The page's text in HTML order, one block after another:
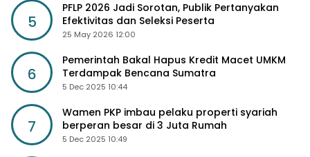
5
PFLP 2026 Jadi Sorotan, Publik Pertanyakan
Efektivitas dan Seleksi Peserta
25 May 2026 12:00
6
Pemerintah Bakal Hapus Kredit Macet UMKM
Terdampak Bencana Sumatra
5 Dec 2025 10:44
7
Wamen PKP imbau pelaku properti syariah
berperan besar di 3 Juta Rumah
5 Dec 2025 10:49